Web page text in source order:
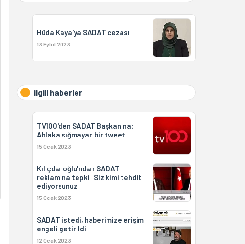
Hüda Kaya'ya SADAT cezası
13 Eylül 2023
ilgili haberler
TV100'den SADAT Başkanına:
Ahlaka sığmayan bir tweet
15 Ocak 2023
Kılıçdaroğlu'ndan SADAT
reklamına tepki | Siz kimi tehdit
ediyorsunuz
15 Ocak 2023
SADAT istedi, haberimize erişim
engeli getirildi
12 Ocak 2023